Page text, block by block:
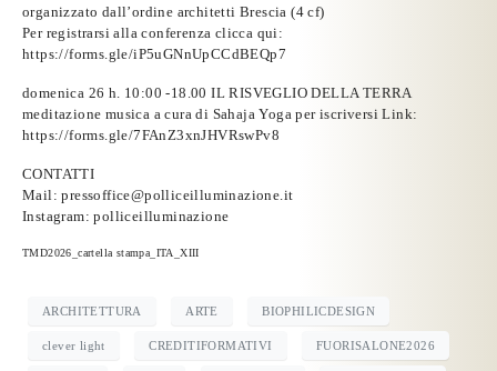
organizzato dall’ordine architetti Brescia (4 cf)
Per registrarsi alla conferenza clicca qui:
https://forms.gle/iP5uGNnUpCCdBEQp7
domenica 26 h. 10:00 -18.00 IL RISVEGLIO DELLA TERRA
meditazione musica a cura di Sahaja Yoga per iscriversi Link:
https://forms.gle/7FAnZ3xnJHVRswPv8
CONTATTI
Mail:pressoffice@polliceilluminazione.it
Instagram: polliceilluminazione
TMD2026_cartella stampa_ITA_XIII
ARCHITETTURA ARTE BIOPHILICDESIGN
clever light CREDITIFORMATIVI FUORISALONE2026